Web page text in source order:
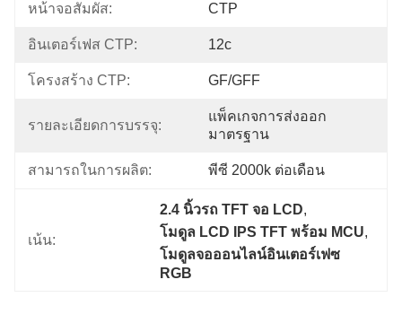
หน้าจอสัมผัส: CTP
อินเตอร์เฟส CTP: 12c
โครงสร้าง CTP: GF/GFF
รายละเอียดการบรรจุ:
แพ็คเกจการส่งออก
มาตรฐาน
สามารถในการผลิต: พีซี 2000k ต่อเดือน
เน้น:
2.4 นิ้วรถ TFT จอ LCD,
โมดูล LCD IPS TFT พร้อม MCU,
โมดูลจอออนไลน์อินเตอร์เฟซ
RGB